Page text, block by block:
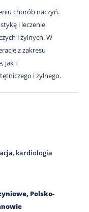
chorób naczyń.
i leczenie
i żylnych. W
z zakresu
jak i
i żylnego.
, kardiologia
Polsko-